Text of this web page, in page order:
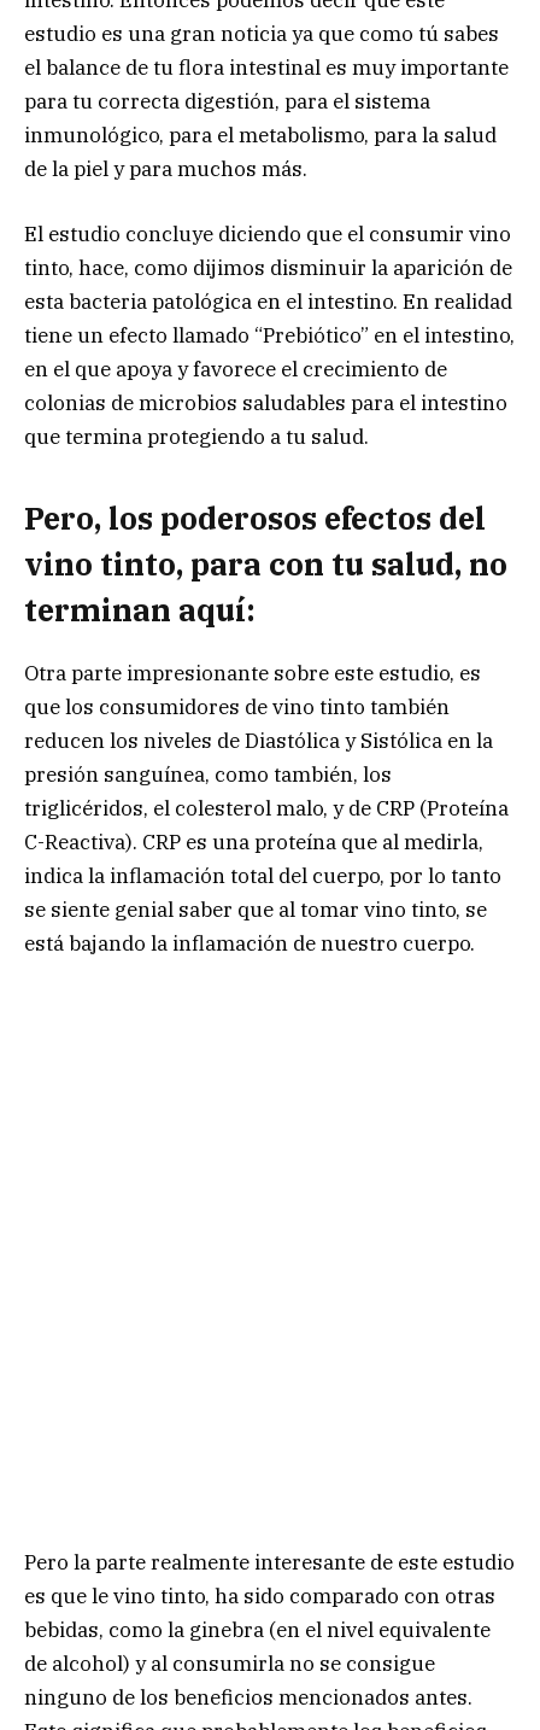
estudio es una gran noticia ya que como tú sabes
el balance de tu flora intestinal es muy importante
para tu correcta digestión, para el sistema
inmunológico, para el metabolismo, para la salud
de la piel y para muchos más.
El estudio concluye diciendo que el consumir vino
tinto, hace, como dijimos disminuir la aparición de
esta bacteria patológica en el intestino. En realidad
tiene un efecto llamado “Prebiótico” en el intestino,
en el que apoya y favorece el crecimiento de
colonias de microbios saludables para el intestino
que termina protegiendo a tu salud.
Pero, los poderosos efectos del
vino tinto, para con tu salud, no
terminan aquí:
Otra parte impresionante sobre este estudio, es
que los consumidores de vino tinto también
reducen los niveles de Diastólica y Sistólica en la
presión sanguínea, como también, los
triglicéridos, el colesterol malo, y de CRP (Proteína
C-Reactiva). CRP es una proteína que al medirla,
indica la inflamación total del cuerpo, por lo tanto
se siente genial saber que al tomar vino tinto, se
está bajando la inflamación de nuestro cuerpo.
Pero la parte realmente interesante de este estudio
es que le vino tinto, ha sido comparado con otras
bebidas, como la ginebra (en el nivel equivalente
de alcohol) y al consumirla no se consigue
ninguno de los beneficios mencionados antes.